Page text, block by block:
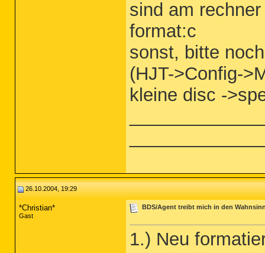
sind am
format:c
sonst, bitte
(HJT->Config-
kleine disc -
26.10.2004, 19:29
*Christian*
Gast
BDS/Agent treibt mich in den
1.) Neu